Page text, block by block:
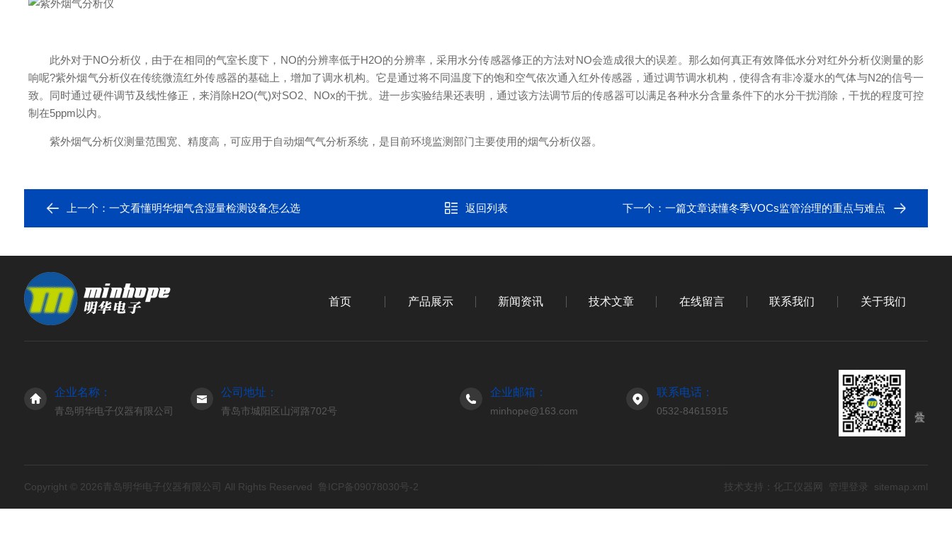
此外对于NO分析仪，由于在相同的气室长度下，NO的分辨率低于H2O的分辨率，采用水分传感器修正的方法对NO会造成很大的误差。那么如何真正有效降低水分对红外分析仪测量的影
响呢?紫外烟气分析仪在传统微流红外传感器的基础上，增加了调水机构。它是通过将不同温度下的饱和空气依次通入红外传感器，通过调节调水机构，使得含有非冷凝水的气体与N2的信号一
致。同时通过硬件调节及线性修正，来消除H2O(气)对SO2、NOx的干扰。进一步实验结果还表明，通过该方法调节后的传感器可以满足各种水分含量条件下的水分干扰消除，干扰的程度可控
制在5ppm以内。
紫外烟气分析仪测量范围宽、精度高，可应用于自动烟气气分析系统，是目前环境监测部门主要使用的烟气分析仪器。
上一个： 一文看懂明华烟气含湿量检测设备怎么选 返回列表 下一个：一篇文章读懂冬季VOCs监管治理的重点与难点
首页 产品展示 新闻资讯 技术文章 在线留言 联系我们 关于我们
企业名称：
青岛明华电子仪器有限公司
公司地址：
青岛市城阳区山河路702号
企业邮箱：
minhope@163.com
联系电话：
0532-84615915
Copyright © 2026青岛明华电子仪器有限公司 All Rights Reserved 鲁ICP备09078030号-2 技术支持： 化工仪器网 管理登录 sitemap.xml